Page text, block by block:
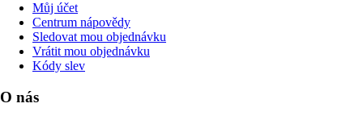
Můj účet
Centrum nápovědy
Sledovat mou objednávku
Vrátit mou objednávku
Kódy slev
O nás